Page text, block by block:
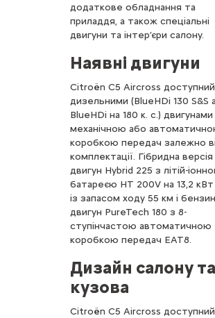
додаткове обладнання та
приладдя, а також спеціальні
двигуни та інтер’єри салону.
Наявні двигуни
Citroën C5 Aircross
дизельними (BlueHDi 130 S&S
BlueHDi на 180 к. с.) двигунами
механічною або
коробкою передач залежно
комплектації. Гібридна
двигун Hybrid 225 з літій-
батареєю HT 200V на 13,2
із запасом ходу 55 км і
двигун PureTech 180 з 8-
ступінчастою автоматичною
коробкою передач EAT8.
Дизайн салону та
кузова
Citroën C5 Aircross